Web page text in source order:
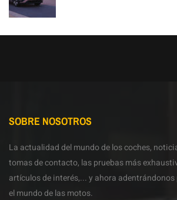
SOBRE NOSOTROS
La actualidad del mundo de los coches,
tomas de contacto, las pruebas más
artículos de interés,... y ahora adentrándonos
el mundo de las motos.